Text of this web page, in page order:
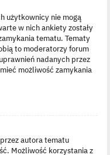
użytkownicy nie mogą
w nich ankiety zostały
tematu. Tematy
to moderatorzy forum
nadanych przez
możliwość zamykania
autora tematu
Możliwość korzystania z